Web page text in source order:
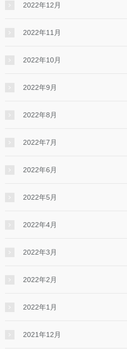
2022年12月
2022年11月
2022年10月
2022年9月
2022年8月
2022年7月
2022年6月
2022年5月
2022年4月
2022年3月
2022年2月
2022年1月
2021年12月